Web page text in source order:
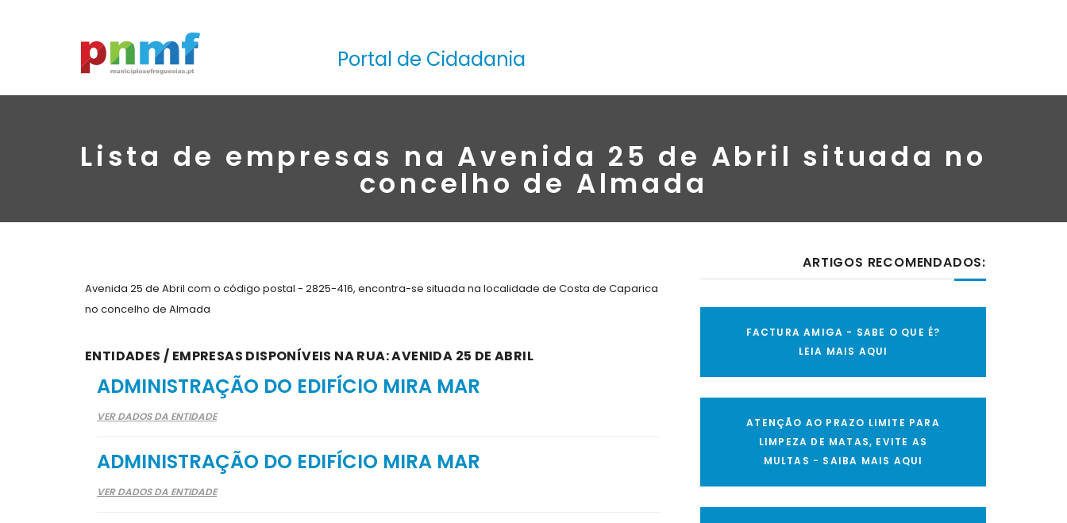
Portal de Cidadania
Lista de empresas na Avenida 25 de Abril situada no
concelho de Almada
Avenida 25 de Abril com o código postal - 2825-416, encontra-se situada na localidade de Costa de Caparica
no concelho de Almada
ENTIDADES / EMPRESAS DISPONÍVEIS NA RUA: AVENIDA 25 DE ABRIL
ADMINISTRAÇÃO DO EDIFÍCIO MIRA MAR
VER DADOS DA ENTIDADE
ADMINISTRAÇÃO DO EDIFÍCIO MIRA MAR
VER DADOS DA ENTIDADE
ARTIGOS RECOMENDADOS:
FACTURA AMIGA - SABE O QUE É?
LEIA MAIS AQUI
ATENÇÃO AO PRAZO LIMITE PARA
LIMPEZA DE MATAS, EVITE AS
MULTAS - SAIBA MAIS AQUI